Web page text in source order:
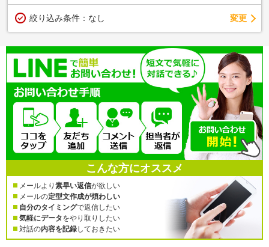
絞り込み条件： なし 変更
こんな方にオススメ
メールより 素早い返信が欲しい
メールの定型文作成が煩わしい
自分のタイミングで返信したい
気軽にデータをやり取りしたい
対話の内容を記録しておきたい